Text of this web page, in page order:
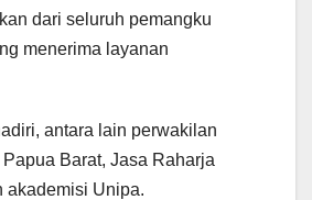
dari seluruh pemangku
menerima layanan
antara lain perwakilan
Barat, Jasa Raharja
akademisi Unipa.